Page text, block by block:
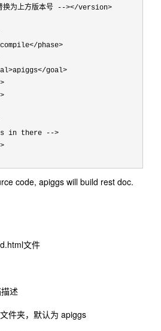
为上方版本号 --></version>
phase>
goal>
in there -->
code, apiggs will build rest doc.
文件
述
件夹，默认为 apiggs